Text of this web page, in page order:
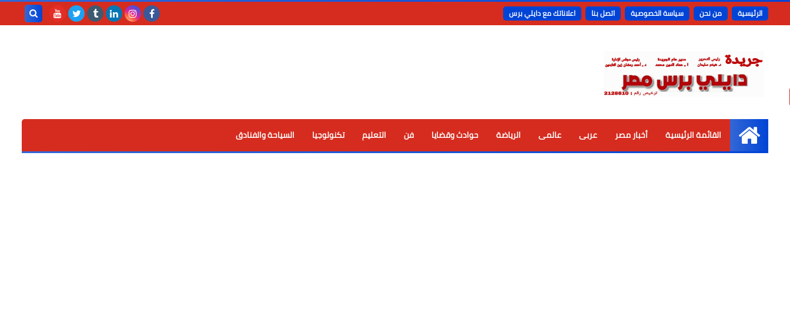
الرئيسية من نحن سياسة الخصوصية اتصل بنا اعلاناتك مع دايلي برس
الرئيسية
القائمة الرئيسية أخبار مصر عربى عالمى الرياضة حوادث وقضايا فن التعليم تكنولوجيا السياحة والفنادق